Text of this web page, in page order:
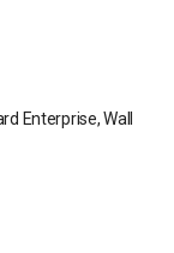
Enterprise, Wall